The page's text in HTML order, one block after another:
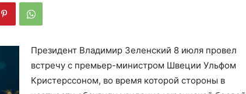
Президент Владимир Зеленский 8 июля провел
встречу с премьер-министром Швеции Ульфом
Кристерссоном, во время которой стороны в